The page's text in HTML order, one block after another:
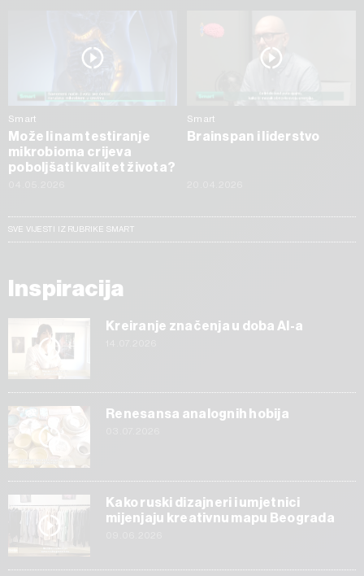
Smart
Može li nam testiranje
mikrobioma crijeva
poboljšati kvalitet života?
Smart
Brainspan i liderstvo
SVE VIJESTI IZ RUBRIKE SMART
Inspiracija
Kreiranje značenja u doba AI-a
Renesansa analognih hobija
Kako ruski dizajneri i umjetnici
mijenjaju kreativnu mapu Beograda